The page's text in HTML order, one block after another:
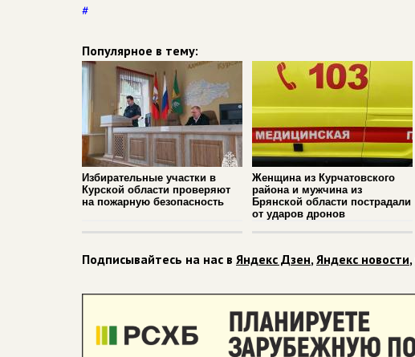
#
Популярное в тему:
Избирательные участки в
Курской области проверяют
на пожарную безопасность
Женщина из Курчатовского
района и мужчина из
Брянской области пострадали
от ударов дронов
Подписывайтесь на нас в Яндекс Дзен,Яндекс новости,